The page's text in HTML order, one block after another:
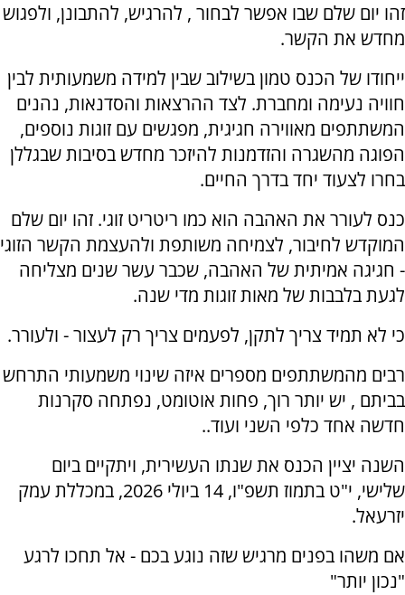
זהו יום שלם שבו אפשר לבחור , להרגיש, להתבונן, ולפגוש
מחדש את הקשר.
ייחודו של הכנס טמון בשילוב שבין למידה משמעותית לבין
חוויה נעימה ומחברת. לצד ההרצאות והסדנאות, נהנים
המשתתפים מאווירה חגיגית, מפגשים עם זוגות נוספים,
הפוגה מהשגרה והזדמנות להיזכר מחדש בסיבות שבגללן
בחרו לצעוד יחד בדרך החיים.
כנס לעורר את האהבה הוא כמו ריטריט זוגי. זהו יום שלם
המוקדש לחיבור, לצמיחה משותפת ולהעצמת הקשר הזוגי
- חגיגה אמיתית של האהבה, שכבר עשר שנים מצליחה
לגעת בלבבות של מאות זוגות מדי שנה.
כי לא תמיד צריך לתקן, לפעמים צריך רק לעצור - ולעורר.
רבים מהמשתתפים מספרים איזה שינוי משמעותי התרחש
בביתם , יש יותר רוך, פחות אוטומט, נפתחה סקרנות
חדשה אחד כלפי השני ועוד..
השנה יציין הכנס את שנתו העשירית, ויתקיים ביום
שלישי, י"ט בתמוז תשפ"ו, 14 ביולי 2026, במכללת עמק
יזרעאל.
אם משהו בפנים מרגיש שזה נוגע בכם - אל תחכו לרגע
"נכון יותר"